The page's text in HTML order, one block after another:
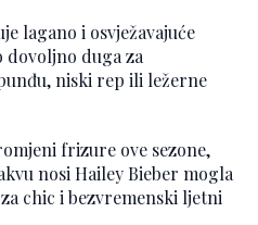
lagano i osvježavajuće
dovoljno duga za
niski rep ili ležerne
frizure ove sezone,
nosi Hailey Bieber mogla
chic i bezvremenski ljetni